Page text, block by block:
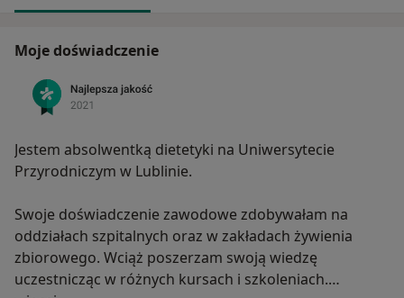
Moje doświadczenie
Jestem absolwentką dietetyki na Uniwersytecie
Przyrodniczym w Lublinie.
Swoje doświadczenie zawodowe zdobywałam na
oddziałach szpitalnych oraz w zakładach żywienia
zbiorowego. Wciąż poszerzam swoją wiedzę
uczestnicząc w różnych kursach i szkoleniach.